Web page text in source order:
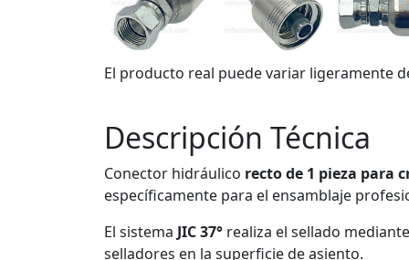
El producto real puede variar ligeramente
Descripción Técnica
Conector hidráulico recto de 1 pieza para
específicamente para el ensamblaje
El sistema JIC 37° realiza el sellado
selladores en la superficie de asiento.